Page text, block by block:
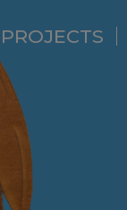
PROJECTS